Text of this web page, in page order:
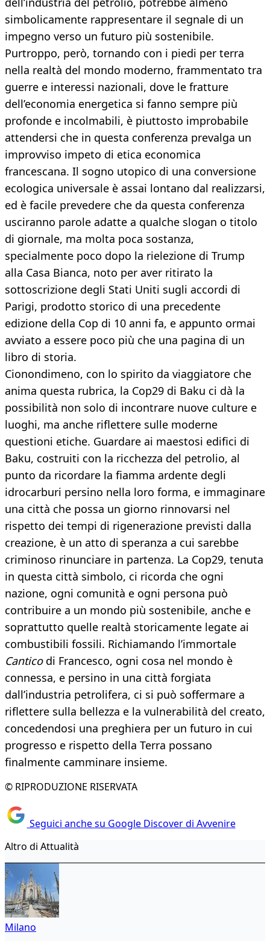
simbolicamente rappresentare il segnale di un
impegno verso un futuro più sostenibile.
Purtroppo, però, tornando con i piedi per terra
nella realtà del mondo moderno, frammentato tra
guerre e interessi nazionali, dove le fratture
dell’economia energetica si fanno sempre più
profonde e incolmabili, è piuttosto improbabile
attendersi che in questa conferenza prevalga un
improvviso impeto di etica economica
francescana. Il sogno utopico di una conversione
ecologica universale è assai lontano dal realizzarsi,
ed è facile prevedere che da questa conferenza
usciranno parole adatte a qualche slogan o titolo
di giornale, ma molta poca sostanza,
specialmente poco dopo la rielezione di Trump
alla Casa Bianca, noto per aver ritirato la
sottoscrizione degli Stati Uniti sugli accordi di
Parigi, prodotto storico di una precedente
edizione della Cop di 10 anni fa, e appunto ormai
avviato a essere poco più che una pagina di un
libro di storia.
Cionondimeno, con lo spirito da viaggiatore che
anima questa rubrica, la Cop29 di Baku ci dà la
possibilità non solo di incontrare nuove culture e
luoghi, ma anche riflettere sulle moderne
questioni etiche. Guardare ai maestosi edifici di
Baku, costruiti con la ricchezza del petrolio, al
punto da ricordare la fiamma ardente degli
idrocarburi persino nella loro forma, e immaginare
una città che possa un giorno rinnovarsi nel
rispetto dei tempi di rigenerazione previsti dalla
creazione, è un atto di speranza a cui sarebbe
criminoso rinunciare in partenza. La Cop29, tenuta
in questa città simbolo, ci ricorda che ogni
nazione, ogni comunità e ogni persona può
contribuire a un mondo più sostenibile, anche e
soprattutto quelle realtà storicamente legate ai
combustibili fossili. Richiamando l’immortale
Canticodi Francesco, ogni cosa nel mondo è
connessa, e persino in una città forgiata
dall’industria petrolifera, ci si può soffermare a
riflettere sulla bellezza e la vulnerabilità del creato,
concedendosi una preghiera per un futuro in cui
progresso e rispetto della Terra possano
finalmente camminare insieme.
© RIPRODUZIONE RISERVATA
Seguici anche su Google Discover di Avvenire
Altro di Attualità
Milano